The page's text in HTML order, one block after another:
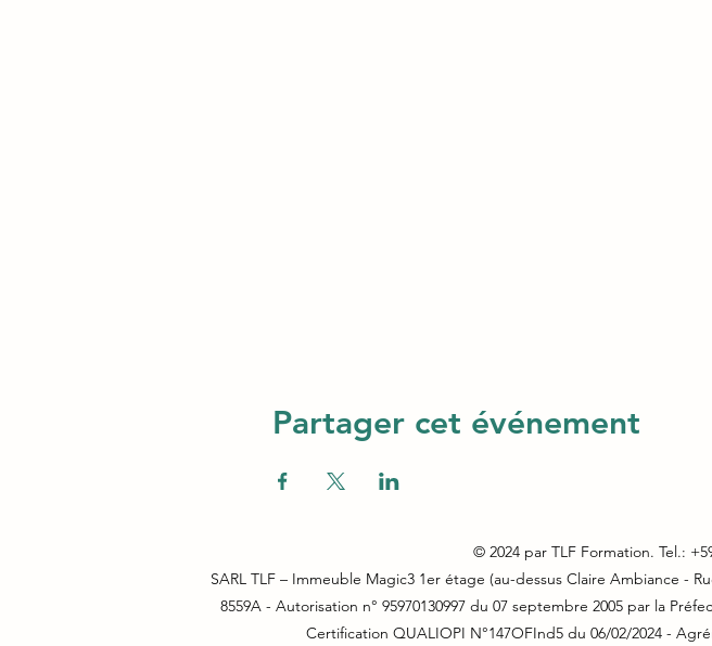
Partager cet événement
© 2024 par TLF Formation. Tel.:
SARL TLF – Immeuble Magic3 1er étage (au-dessus Claire Ambiance -
8559A - Autorisation n° 95970130997 du 07 septembre 2005 par la
Certification QUALIOPI N°147OFInd5 du 06/02/2024 -